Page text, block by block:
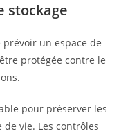
stockage
un espace de
protégée contre le
pour préserver les
vie. Les contrôles